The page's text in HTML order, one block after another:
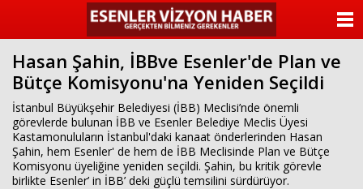
Hasan Şahin, İBBve Esenler'de Plan ve
Bütçe Komisyonu'na Yeniden Seçildi
İstanbul Büyükşehir Belediyesi (İBB) Meclisi’nde önemli
görevlerde bulunan İBB ve Esenler Belediye Meclis Üyesi
Kastamonuluların İstanbul'daki kanaat önderlerinden Hasan
Şahin, hem Esenler' de hem de İBB Meclisinde Plan ve Bütçe
Komisyonu üyeliğine yeniden seçildi. Şahin, bu kritik görevle
birlikte Esenler’ in İBB’ deki güçlü temsilini sürdürüyor.
ANASAYFA
KATEGORİLER
ANKETLER
FOTO GALERİ